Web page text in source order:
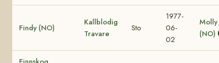
Findy (NO)
Kallblodig
Travare
Sto
1977-
06-
02
Molly
(NO)